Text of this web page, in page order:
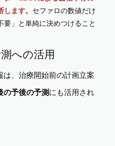
ます。 セファロの数値だけ
要」と単純に決めつけること
への活用
は、治療開始前の計画立案
の予後の予測にも活用され